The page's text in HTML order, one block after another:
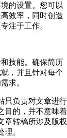
的设置。您可以
效率，同时创造
注于工作。
技能。确保简历
，并且针对每个
求。
只负责对文章进行
目的，并不意味着
章转稿所涉及版权
。